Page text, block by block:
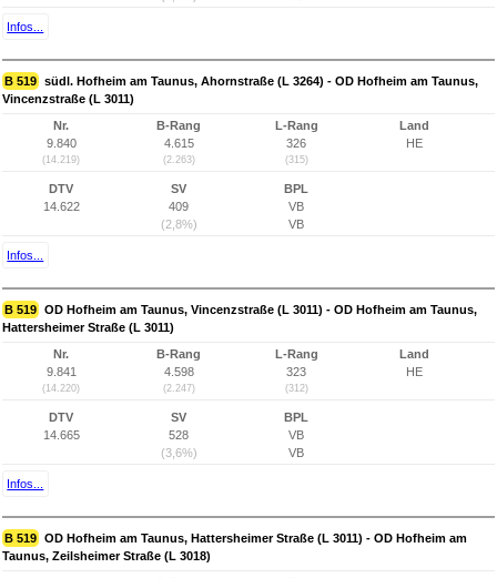
Infos...
B 519 südl. Hofheim am Taunus, Ahornstraße (L 3264) - OD Hofheim am Taunus,
Vincenzstraße (L 3011)
Nr.
9.840
(14.219)
B-Rang
4.615
(2.263)
L-Rang
326
(315)
Land
HE
DTV
14.622
SV
409
(2,8%)
BPL
VB
VB
Infos...
B 519 OD Hofheim am Taunus, Vincenzstraße (L 3011) - OD Hofheim am Taunus,
Hattersheimer Straße (L 3011)
Nr.
9.841
(14.220)
B-Rang
4.598
(2.247)
L-Rang
323
(312)
Land
HE
DTV
14.665
SV
528
(3,6%)
BPL
VB
VB
Infos...
B 519 OD Hofheim am Taunus, Hattersheimer Straße (L 3011) - OD Hofheim am
Taunus, Zeilsheimer Straße (L 3018)